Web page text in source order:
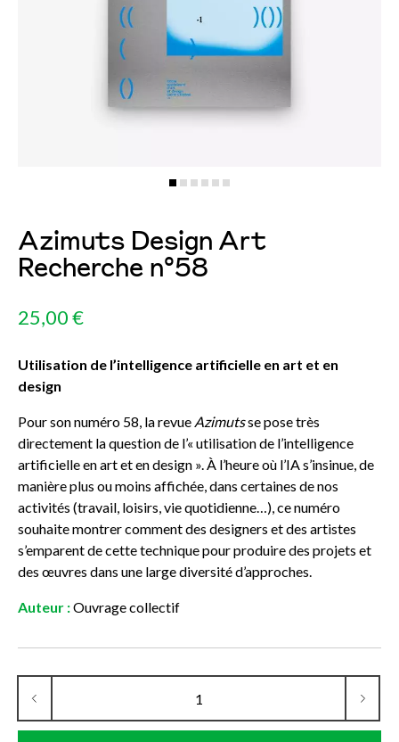
Azimuts Design Art
Recherche n°58
25,00 €
Utilisation de l’intelligence artificielle en art et en
design
Pour son numéro 58, la revue Azimutsse pose très
directement la question de l’« utilisation de l’intelligence
artificielle en art et en design ». À l’heure où l’IA s’insinue, de
manière plus ou moins affichée, dans certaines de nos
activités (travail, loisirs, vie quotidienne…), ce numéro
souhaite montrer comment des designers et des artistes
s’emparent de cette technique pour produire des projets et
des œuvres dans une large diversité d’approches.
Auteur :Ouvrage collectif